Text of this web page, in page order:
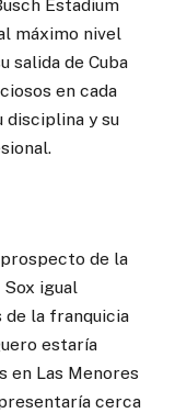
Estadium
máximo nivel
salida de Cuba
en cada
disciplina y su
de la
igual
de la franquicia
estaría
en Las Menores
cerca